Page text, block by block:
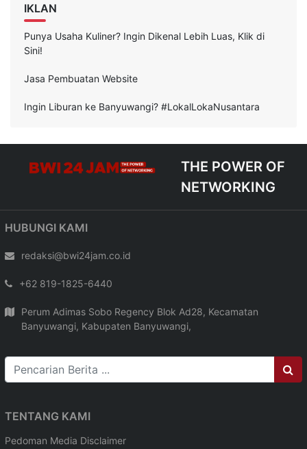
IKLAN
Punya Usaha Kuliner? Ingin Dikenal Lebih Luas, Klik di
Sini!
Jasa Pembuatan Website
Ingin Liburan ke Banyuwangi? #LokalLokaNusantara
THE POWER OF
NETWORKING
HUBUNGI KAMI
redaksi@bwi24jam.co.id
+62 819-1825-6440
Perum Adimas Sobo Regency Blok Ad28, Kecamatan
Banyuwangi, Kabupaten Banyuwangi,
TENTANG KAMI
Pedoman Media Disclaimer